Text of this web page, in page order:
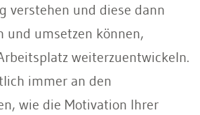
verstehen und diese dann
und umsetzen können,
weiterzuentwickeln.
immer an den
wie die Motivation Ihrer